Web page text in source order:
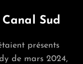
Sud
présents
de mars 2024,